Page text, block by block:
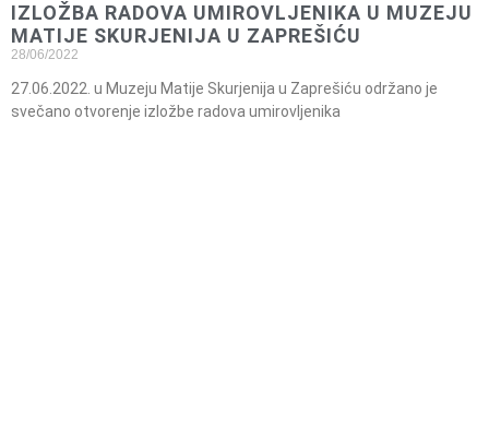
IZLOŽBA RADOVA UMIROVLJENIKA U MUZEJU
MATIJE SKURJENIJA U ZAPREŠIĆU
28/06/2022
27.06.2022. u Muzeju Matije Skurjenija u Zaprešiću održano je
svečano otvorenje izložbe radova umirovljenika